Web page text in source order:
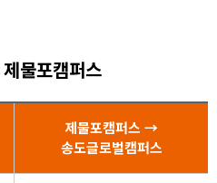
물포캠퍼스
제물포캠퍼스 →
송도글로벌캠퍼스